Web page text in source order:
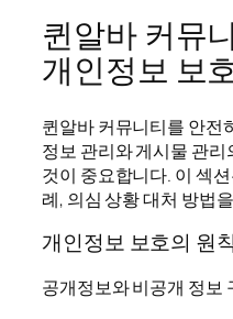
퀸알바 커뮤
개인정보 보
퀸알바 커뮤니티를 안전
정보 관리와 게시물 관
것이 중요합니다. 이 섹
례, 의심 상황 대처 방법
개인정보 보호의 원
공개정보와 비공개 정보